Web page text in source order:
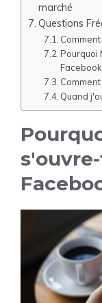
marché
Questions
Pourquoi
Facebook
Quand